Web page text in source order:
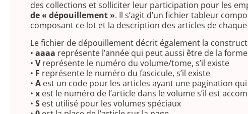
des collections et solliciter leur participation pour les
de « dépouillement ». Il s’agit d’un fichier tableur
composant ce lot et la description des articles de
Le fichier de dépouillement décrit également la
• aaaa représente l’année qui peut aussi être de la
• Vreprésente le numéro du volume/tome, s’il existe
• F représente le numéro du fascicule, s’il existe
• A est un code pour les articles ayant une pagination
• x est le numéro de l’article dans le volume s’il est
• S est utilisé pour les volumes spéciaux